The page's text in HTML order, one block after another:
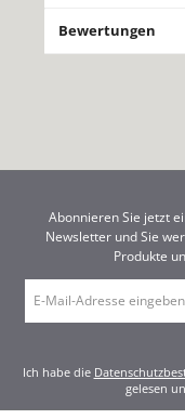
Bewertungen
Abonnieren Sie jetzt
Newsletter und Sie
Produkte
Mail-
Ich habe die
gelesen